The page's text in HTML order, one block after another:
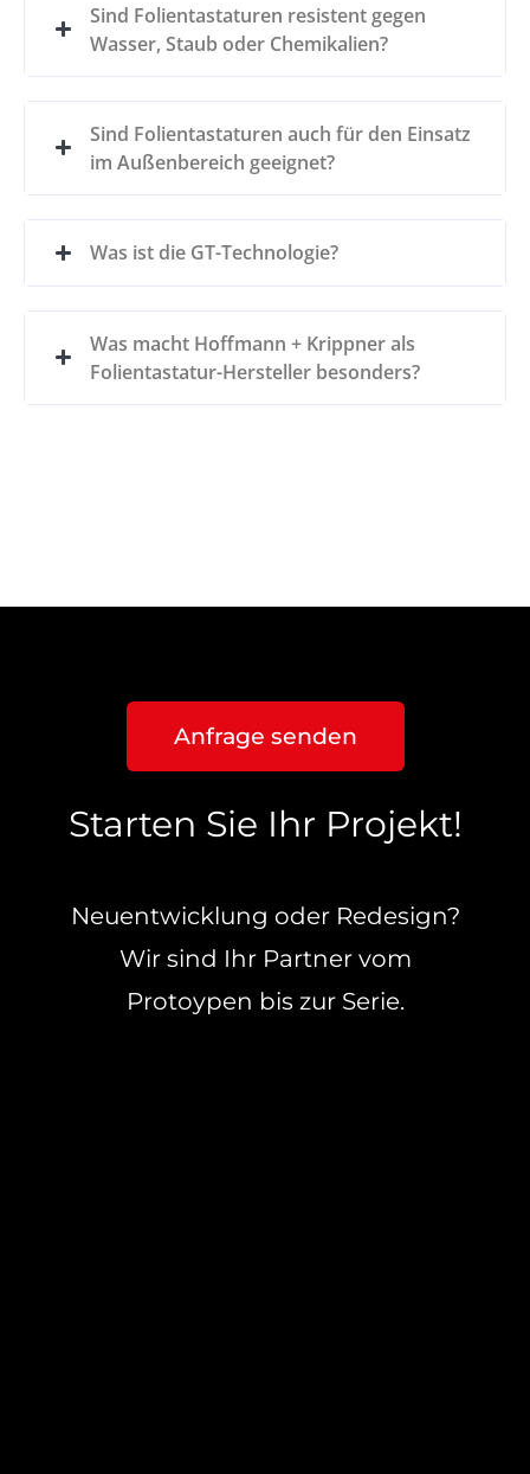
Sind Folientastaturen resistent gegen
Wasser, Staub oder Chemikalien?
Sind Folientastaturen auch für den Einsatz
im Außenbereich geeignet?
Was ist die GT-Technologie?
Was macht Hoffmann + Krippner als
Folientastatur-Hersteller besonders?
Anfrage senden
Starten Sie Ihr Projekt!
Neuentwicklung oder Redesign?
Wir sind Ihr Partner vom
Protoypen bis zur Serie.